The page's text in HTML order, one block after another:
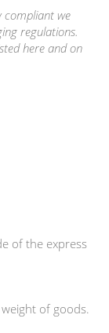
compliant we
regulations.
here and on
of the express
of goods.